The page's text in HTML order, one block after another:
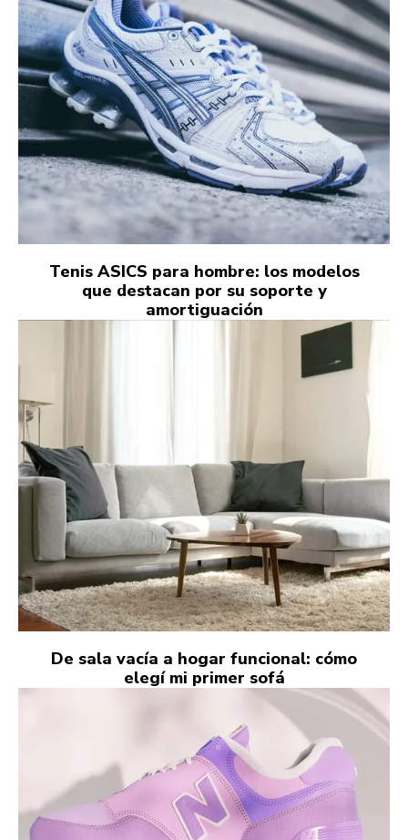
Tenis ASICS para hombre: los modelos
que destacan por su soporte y
amortiguación
De sala vacía a hogar funcional: cómo
elegí mi primer sofá